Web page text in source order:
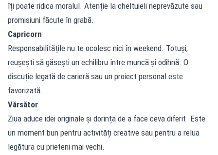
îți poate ridica moralul. Atenție la cheltuieli neprevăzute sau
promisiuni făcute în grabă.
Capricorn
Responsabilitățile nu te ocolesc nici în weekend. Totuși,
reușești să găsești un echilibru între muncă și odihnă. O
discuție legată de carieră sau un proiect personal este
favorizată.
Vărsător
Ziua aduce idei originale și dorința de a face ceva diferit. Este
un moment bun pentru activități creative sau pentru a relua
legătura cu prieteni mai vechi.